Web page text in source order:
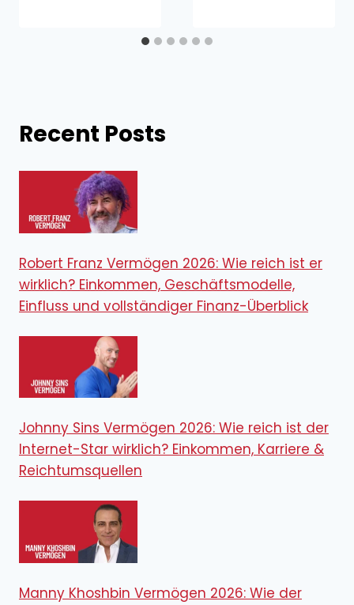
Recent Posts
Robert Franz Vermögen 2026: Wie reich ist er
wirklich? Einkommen, Geschäftsmodelle,
Einfluss und vollständiger Finanz-Überblick
Johnny Sins Vermögen 2026: Wie reich ist der
Internet-Star wirklich? Einkommen, Karriere &
Reichtumsquellen
Manny Khoshbin Vermögen 2026: Wie der